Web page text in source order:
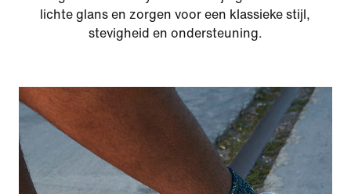
lichte glans en zorgen voor een klassieke stijl,
stevigheid en ondersteuning.